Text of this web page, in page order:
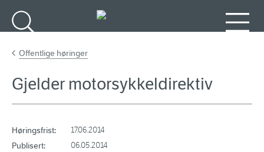
Offentlige høringer
Gjelder motorsykkeldirektiv
Høringsfrist: 17.06.2014
Publisert: 06.05.2014